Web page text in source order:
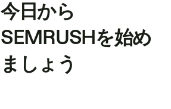
今日から
SEMRUSHを始め
ましょう